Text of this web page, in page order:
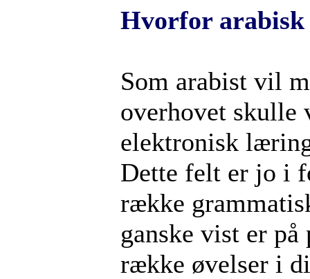
Hvorfor
Som arabist vil
overhovet skulle
elektronisk
Dette felt er jo i
række
ganske vist er
række øvelser i